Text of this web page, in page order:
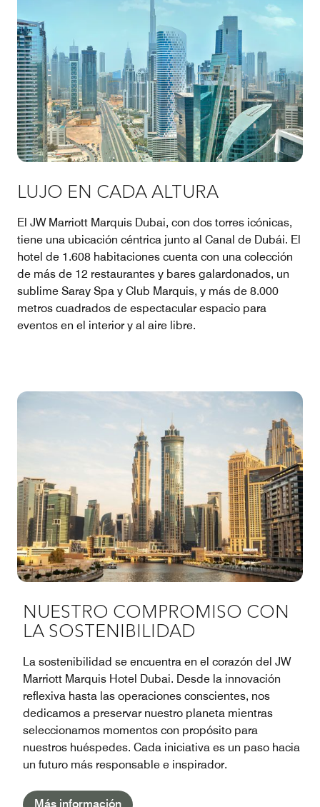
LUJO EN CADA ALTURA
El JW Marriott Marquis Dubai, con dos torres icónicas,
tiene una ubicación céntrica junto al Canal de Dubái. El
hotel de 1.608 habitaciones cuenta con una colección
de más de 12 restaurantes y bares galardonados, un
sublime Saray Spa y Club Marquis, y más de 8.000
metros cuadrados de espectacular espacio para
eventos en el interior y al aire libre.
NUESTRO COMPROMISO CON
LA SOSTENIBILIDAD
La sostenibilidad se encuentra en el corazón del JW
Marriott Marquis Hotel Dubai. Desde la innovación
reflexiva hasta las operaciones conscientes, nos
dedicamos a preservar nuestro planeta mientras
seleccionamos momentos con propósito para
nuestros huéspedes. Cada iniciativa es un paso hacia
un futuro más responsable e inspirador.
Más información